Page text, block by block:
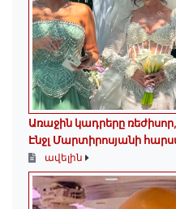
Առաջին կադրերը
Էնջլ Մարտիրոսյանի
ավելին